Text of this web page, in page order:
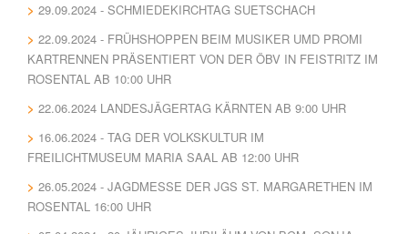
29.09.2024 - SCHMIEDEKIRCHTAG SUETSCHACH
22.09.2024 - FRÜHSHOPPEN BEIM MUSIKER UMD PROMI
KARTRENNEN PRÄSENTIERT VON DER ÖBV IN FEISTRITZ IM
ROSENTAL AB 10:00 UHR
22.06.2024 LANDESJÄGERTAG KÄRNTEN AB 9:00 UHR
16.06.2024 - TAG DER VOLKSKULTUR IM
FREILICHTMUSEUM MARIA SAAL AB 12:00 UHR
26.05.2024 - JAGDMESSE DER JGS ST. MARGARETHEN IM
ROSENTAL 16:00 UHR